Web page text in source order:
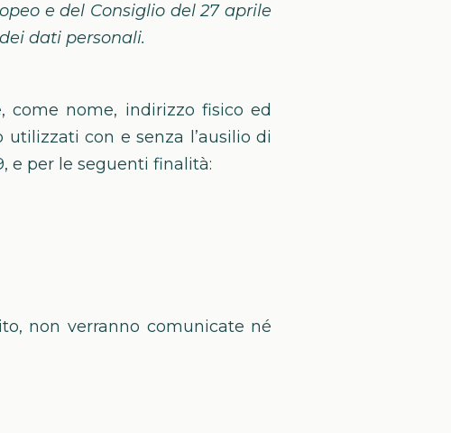
e del Consiglio del 27 aprile
dati personali.
nome, indirizzo fisico ed
con e senza l’ausilio di
e per le seguenti finalità:
non verranno comunicate né